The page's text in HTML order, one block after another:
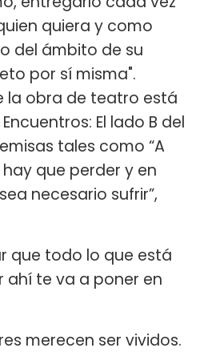
quiera y como
del ámbito de su
por sí misma".
la obra de teatro está
El lado B del
tales como “A
que perder y en
necesario sufrir”,
que todo lo que está
te va a poner en
merecen ser vividos.